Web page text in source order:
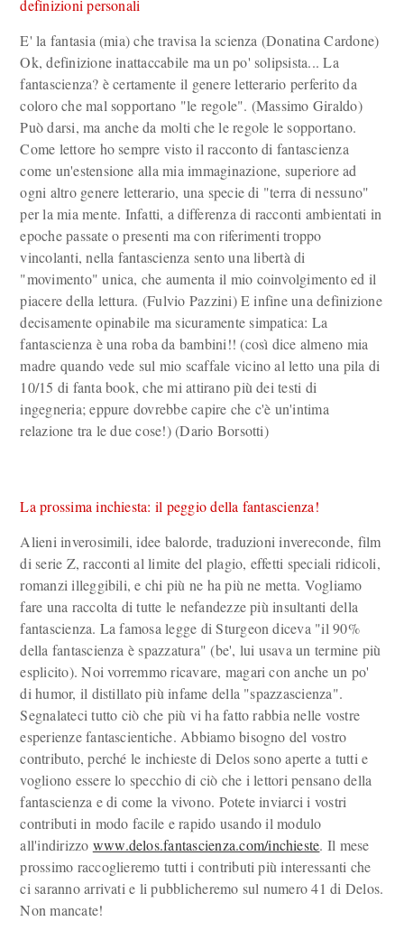
definizioni personali
E' la fantasia (mia) che travisa la scienza (Donatina Cardone)
Ok, definizione inattaccabile ma un po' solipsista... La
fantascienza? è certamente il genere letterario perferito da
coloro che mal sopportano "le regole". (Massimo Giraldo)
Può darsi, ma anche da molti che le regole le sopportano.
Come lettore ho sempre visto il racconto di fantascienza
come un'estensione alla mia immaginazione, superiore ad
ogni altro genere letterario, una specie di "terra di nessuno"
per la mia mente. Infatti, a differenza di racconti ambientati in
epoche passate o presenti ma con riferimenti troppo
vincolanti, nella fantascienza sento una libertà di
"movimento" unica, che aumenta il mio coinvolgimento ed il
piacere della lettura. (Fulvio Pazzini) E infine una definizione
decisamente opinabile ma sicuramente simpatica: La
fantascienza è una roba da bambini!! (così dice almeno mia
madre quando vede sul mio scaffale vicino al letto una pila di
10/15 di fanta book, che mi attirano più dei testi di
ingegneria; eppure dovrebbe capire che c'è un'intima
relazione tra le due cose!) (Dario Borsotti)
La prossima inchiesta: il peggio della fantascienza!
Alieni inverosimili, idee balorde, traduzioni invereconde, film
di serie Z, racconti al limite del plagio, effetti speciali ridicoli,
romanzi illeggibili, e chi più ne ha più ne metta. Vogliamo
fare una raccolta di tutte le nefandezze più insultanti della
fantascienza. La famosa legge di Sturgeon diceva "il 90%
della fantascienza è spazzatura" (be', lui usava un termine più
esplicito). Noi vorremmo ricavare, magari con anche un po'
di humor, il distillato più infame della "spazzascienza".
Segnalateci tutto ciò che più vi ha fatto rabbia nelle vostre
esperienze fantascientiche. Abbiamo bisogno del vostro
contributo, perché le inchieste di Delos sono aperte a tutti e
vogliono essere lo specchio di ciò che i lettori pensano della
fantascienza e di come la vivono. Potete inviarci i vostri
contributi in modo facile e rapido usando il modulo
all'indirizzo www.delos.fantascienza.com/inchieste. Il mese
prossimo raccoglieremo tutti i contributi più interessanti che
ci saranno arrivati e li pubblicheremo sul numero 41 di Delos.
Non mancate!